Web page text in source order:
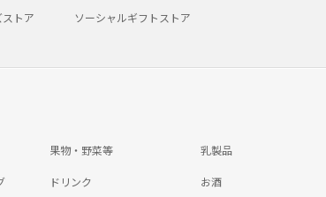
トア ソーシャルギフトストア
果物・野菜等 乳製品
ドリンク お酒